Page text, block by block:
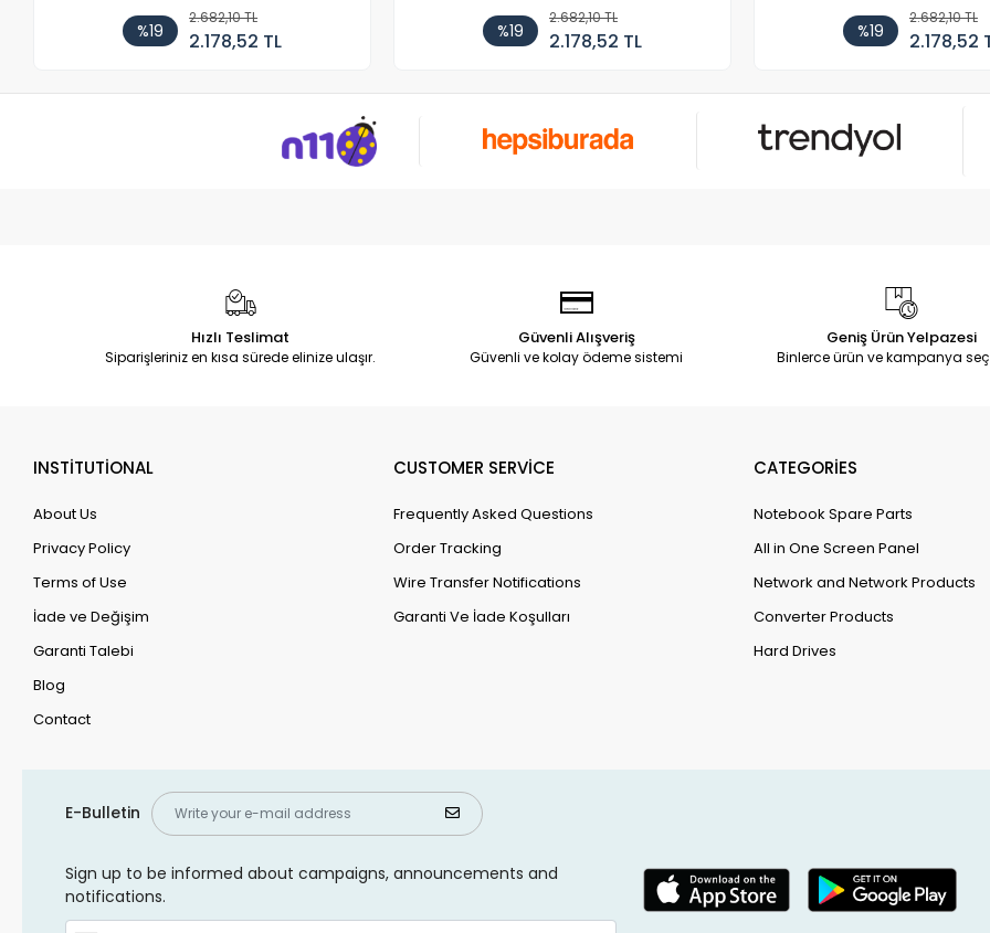
%19
2.682,10 TL
2.178,52 TL %19
2.682,10 TL
2.178,52 TL %19
2.682,10 TL
2.178,52
Hızlı Teslimat
Siparişleriniz en kısa sürede elinize ulaşır.
Güvenli Alışveriş
Güvenli ve kolay ödeme sistemi
Geniş Ürün Yelpazesi
Binlerce ürün ve kampanya
INSTİTUTİONAL
About Us
Privacy Policy
Terms of Use
İade ve Değişim
Garanti Talebi
Blog
Contact
CUSTOMER SERVİCE
Frequently Asked Questions
Order Tracking
Wire Transfer Notifications
Garanti Ve İade Koşulları
CATEGORİES
Notebook Spare Parts
All in One Screen Panel
Network and Network Products
Converter Products
Hard Drives
E-Bulletin
Sign up to be informed about campaigns, announcements and
notifications.